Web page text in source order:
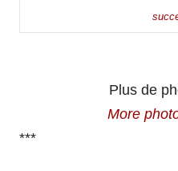
Plus de
More
***